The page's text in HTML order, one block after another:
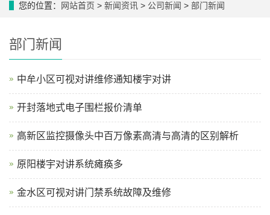
您的位置： 网站首页 > 新闻资讯 > 公司新闻 > 部门新闻
部门新闻
中牟小区可视对讲维修通知楼宇对讲
开封落地式电子围栏报价清单
高新区监控摄像头中百万像素高清与高清的区别解析
原阳楼宇对讲系统瘫痪多
金水区可视对讲门禁系统故障及维修